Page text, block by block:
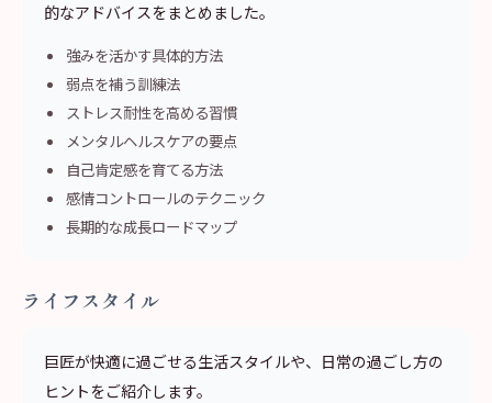
的なアドバイスをまとめました。
強みを活かす具体的方法
弱点を補う訓練法
ストレス耐性を高める習慣
メンタルヘルスケアの要点
自己肯定感を育てる方法
感情コントロールのテクニック
長期的な成長ロードマップ
ライフスタイル
巨匠が快適に過ごせる生活スタイルや、日常の過ごし方の
ヒントをご紹介します。